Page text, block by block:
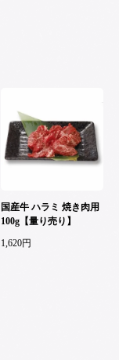
国産牛 ハラミ 焼き肉用
100g【量り売り】
1,620円